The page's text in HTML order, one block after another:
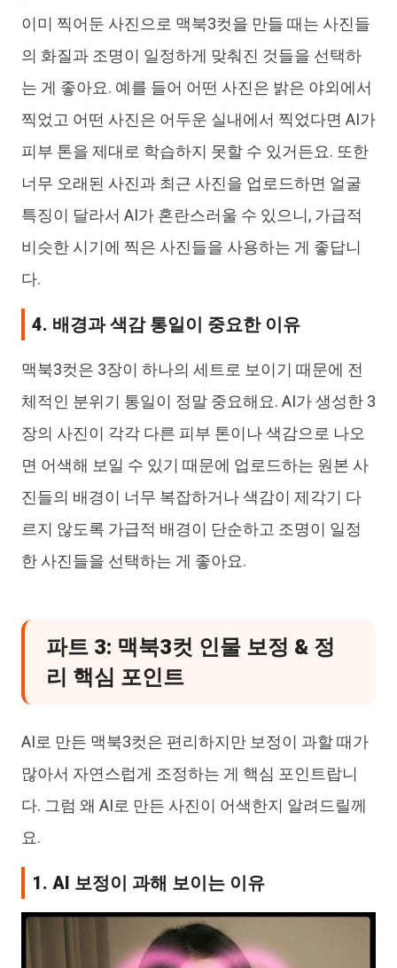
이미 찍어둔 사진으로 맥북3컷을 만들 때는 사진들
의 화질과 조명이 일정하게 맞춰진 것들을 선택하
는 게 좋아요. 예를 들어 어떤 사진은 밝은 야외에서
찍었고 어떤 사진은 어두운 실내에서 찍었다면 AI가
피부 톤을 제대로 학습하지 못할 수 있거든요. 또한
너무 오래된 사진과 최근 사진을 업로드하면 얼굴
특징이 달라서 AI가 혼란스러울 수 있으니, 가급적
비슷한 시기에 찍은 사진들을 사용하는 게 좋답니
다.
4. 배경과 색감 통일이 중요한 이유
맥북3컷은 3장이 하나의 세트로 보이기 때문에 전
체적인 분위기 통일이 정말 중요해요. AI가 생성한 3
장의 사진이 각각 다른 피부 톤이나 색감으로 나오
면 어색해 보일 수 있기 때문에 업로드하는 원본 사
진들의 배경이 너무 복잡하거나 색감이 제각기 다
르지 않도록 가급적 배경이 단순하고 조명이 일정
한 사진들을 선택하는 게 좋아요.
파트 3: 맥북3컷 인물 보정 & 정
리 핵심 포인트
AI로 만든 맥북3컷은 편리하지만 보정이 과할 때가
많아서 자연스럽게 조정하는 게 핵심 포인트랍니
다. 그럼 왜 AI로 만든 사진이 어색한지 알려드릴께
요.
1. AI 보정이 과해 보이는 이유